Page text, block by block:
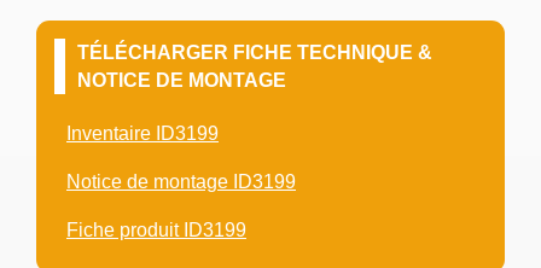
TÉLÉCHARGER FICHE TECHNIQUE &
NOTICE DE MONTAGE
Inventaire ID3199
Notice de montage ID3199
Fiche produit ID3199